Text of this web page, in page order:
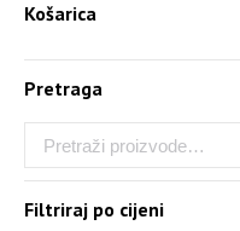
Košarica
Pretraga
Filtriraj po cijeni